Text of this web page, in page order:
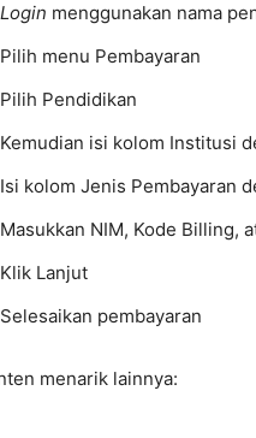
Login menggunakan nama
Pilih menu Pembayaran
Pilih Pendidikan
Kemudian isi kolom Institusi
Isi kolom Jenis Pembayaran
Masukkan NIM, Kode Billing,
Klik Lanjut
Selesaikan pembayaran
menarik lainnya: